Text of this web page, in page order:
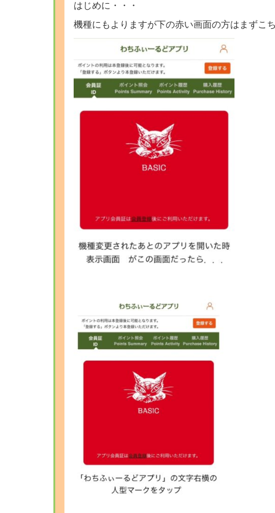
はじめに・・・
機種にもよりますが下の赤い画面の方はまずこ